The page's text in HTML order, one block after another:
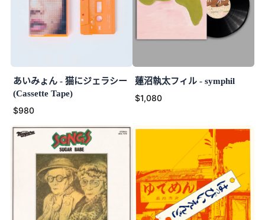
あいみょん - 猫にジェラシー
(Cassette Tape)
$980
蓮沼執太フィル - symphil
$1,080